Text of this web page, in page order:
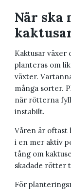
När ska
Kaktusar växer
planteras om
växter.
många sorter.
när rötterna
instabilt.
Våren är oftast
i en mer aktiv
tång om
skadade rötter
För